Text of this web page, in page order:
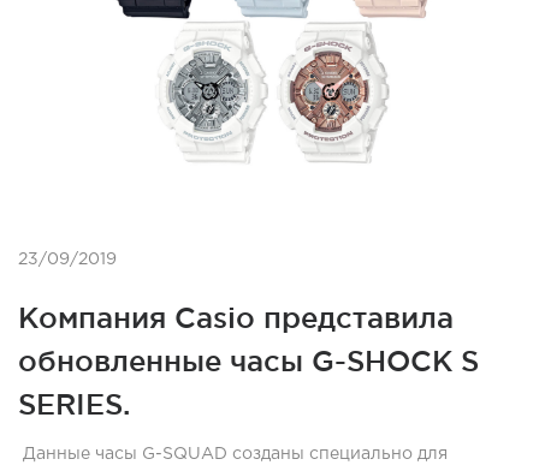
23/09/2019
Компания Casio представила
обновленные часы G-SHOCK S
SERIES.
Данные часы G-SQUAD созданы специально для